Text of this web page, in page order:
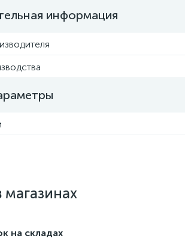
информация
магазинах
на складах